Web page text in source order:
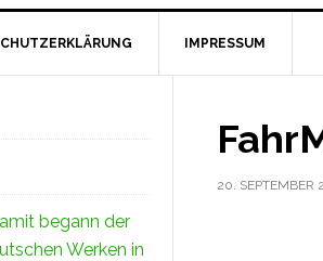
IMPRESSUM
20. SEPTEMBER
begann der
Werken in